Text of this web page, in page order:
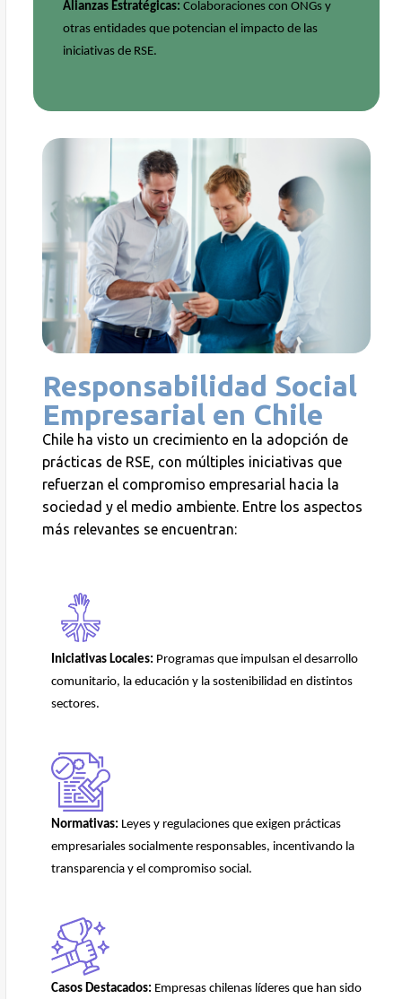
Alianzas Estratégicas: Colaboraciones con ONGs y
otras entidades que potencian el impacto de las
iniciativas de RSE.
Responsabilidad Social
Empresarial en Chile
Chile ha visto un crecimiento en la adopción de
prácticas de RSE, con múltiples iniciativas que
refuerzan el compromiso empresarial hacia la
sociedad y el medio ambiente. Entre los aspectos
más relevantes se encuentran:
Iniciativas Locales: Programas que impulsan el desarrollo
comunitario, la educación y la sostenibilidad en distintos
sectores.
Normativas: Leyes y regulaciones que exigen prácticas
empresariales socialmente responsables, incentivando la
transparencia y el compromiso social.
Casos Destacados: Empresas chilenas líderes que han sido